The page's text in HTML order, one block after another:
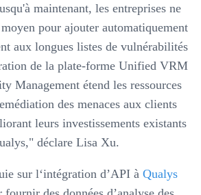
maintenant, les entreprises ne
pour ajouter automatiquement
aux longues listes de vulnérabilités
de la plate-forme Unified VRM
Management étend les ressources
des menaces aux clients
leurs investissements existants
déclare Lisa Xu.
sur l‘intégration d’API à Qualys